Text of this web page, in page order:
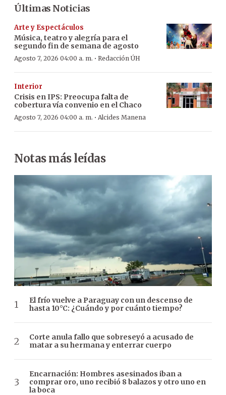
Últimas Noticias
Arte y Espectáculos
Música, teatro y alegría para el
segundo fin de semana de agosto
Agosto 7, 2026 04:00 a. m. · Redacción ÚH
Interior
Crisis en IPS: Preocupa falta de
cobertura vía convenio en el Chaco
Agosto 7, 2026 04:00 a. m. · Alcides Manena
Notas más leídas
El frío vuelve a Paraguay con un descenso de
hasta 10°C: ¿Cuándo y por cuánto tiempo?
Corte anula fallo que sobreseyó a acusado de
matar a su hermana y enterrar cuerpo
Encarnación: Hombres asesinados iban a
comprar oro, uno recibió 8 balazos y otro uno en
la boca